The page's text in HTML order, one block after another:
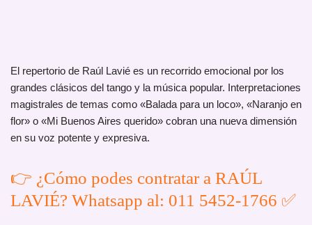
El repertorio de Raúl Lavié es un recorrido emocional por los
grandes clásicos del tango y la música popular. Interpretaciones
magistrales de temas como «Balada para un loco», «Naranjo en
flor» o «Mi Buenos Aires querido» cobran una nueva dimensión
en su voz potente y expresiva.
👉 ¿Cómo podes contratar a RAÚL
LAVIÉ? Whatsapp al: 011 5452-1766 ✅